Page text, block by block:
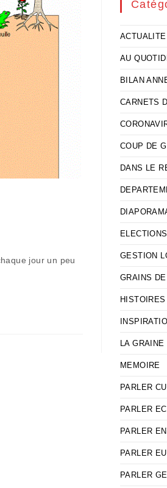
jour un peu
ACTUALITE
AU
BILAN
CARNETS
COUP DE
DANS LE
GESTION
GRAINS
LA
MEMOIRE
PARLER
PARLER
PARLER
PARLER
PARLER